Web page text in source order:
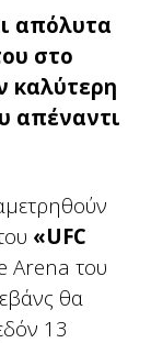
απόλυτα
στο
καλύτερη
απέναντι
«UFC
Arena του
θα
13